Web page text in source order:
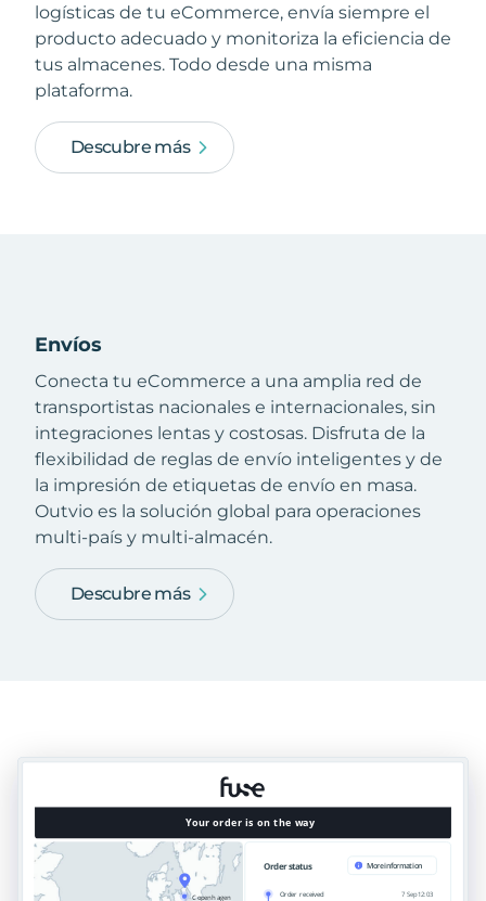
logísticas de tu eCommerce, envía siempre el
producto adecuado y monitoriza la eficiencia de
tus almacenes. Todo desde una misma
plataforma.
Descubre más
Envíos
Conecta tu eCommerce a una amplia red de
transportistas nacionales e internacionales, sin
integraciones lentas y costosas. Disfruta de la
flexibilidad de reglas de envío inteligentes y de
la impresión de etiquetas de envío en masa.
Outvio es la solución global para operaciones
multi-país y multi-almacén.
Descubre más